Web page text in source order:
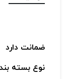
ضمانت دارد
نوع بسته